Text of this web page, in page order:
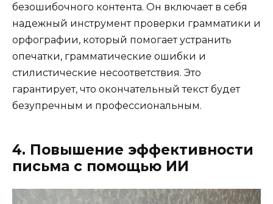
безошибочного контента. Он включает в себя
надежный инструмент проверки грамматики и
орфографии, который помогает устранить
опечатки, грамматические ошибки и
стилистические несоответствия. Это
гарантирует, что окончательный текст будет
безупречным и профессиональным.
4. Повышение эффективности
письма с помощью ИИ